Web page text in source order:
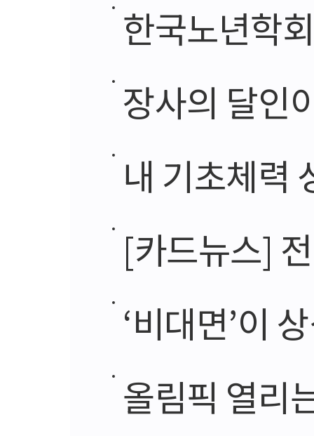
한국노년학회
장사의 달인
내 기초체력
[카드뉴스] 전문
‘비대면’이 상
올림픽 열리